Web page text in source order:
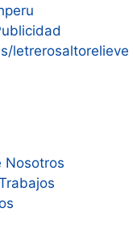
letrerosaltorelieve
Nosotros